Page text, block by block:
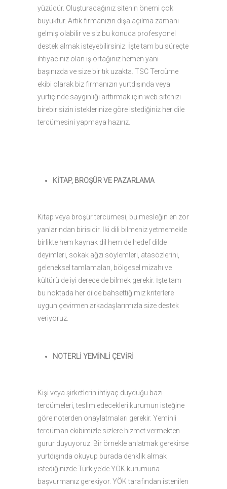
yüzüdür. Oluşturacağınız sitenin önemi çok
büyüktür. Artık firmanızın dışa açılma zamanı
gelmiş olabilir ve siz bu konuda profesyonel
destek almak isteyebilirsiniz. İşte tam bu süreçte
ihtiyacınız olan iş ortağınız hemen yanı
başınızda ve size bir tık uzakta. TSC Tercüme
ekibi olarak biz firmanızın yurtdışında veya
yurtiçinde saygınlığı arttırmak için web sitenizi
birebir sizin isteklerinize göre istediğiniz her dile
tercümesini yapmaya hazırız.
KİTAP, BROŞÜR VE PAZARLAMA
Kitap veya broşür tercümesi, bu mesleğin en zor
yanlarından birisidir. İki dili bilmeniz yetmemekle
birlikte hem kaynak dil hem de hedef dilde
deyimleri, sokak ağzı söylemleri, atasözlerini,
geleneksel tamlamaları, bölgesel mizahı ve
kültürü de iyi derece de bilmek gerekir. İşte tam
bu noktada her dilde bahsettiğimiz kriterlere
uygun çevirmen arkadaşlarımızla size destek
veriyoruz.
NOTERLİ YEMİNLİ ÇEVİRİ
Kişi veya şirketlerin ihtiyaç duyduğu bazı
tercümeleri, teslim edecekleri kurumun isteğine
göre noterden onaylatmaları gerekir. Yeminli
tercüman ekibimizle sizlere hizmet vermekten
gurur duyuyoruz. Bir örnekle anlatmak gerekirse
yurtdışında okuyup burada denklik almak
istediğinizde Türkiye’de YÖK kurumuna
başvurmanız gerekiyor. YÖK tarafından istenilen